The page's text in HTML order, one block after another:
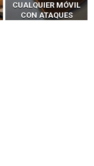
MÓVILES SIN
‘HACKEAR’ — EL